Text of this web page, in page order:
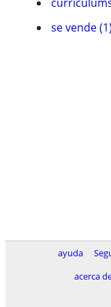
se vende (1)
ayuda
acerca